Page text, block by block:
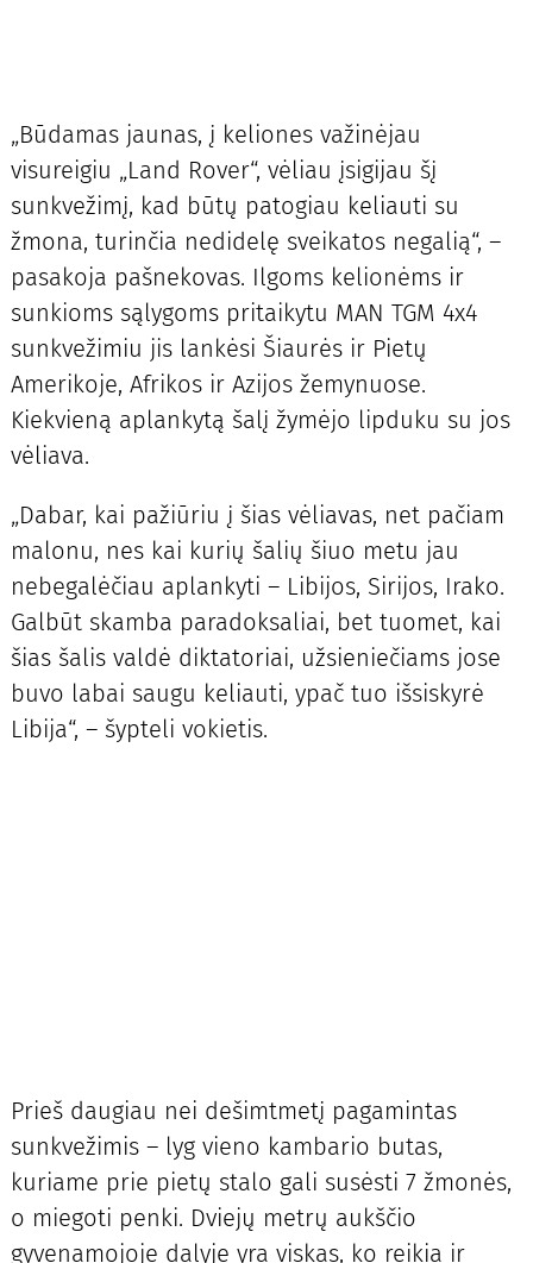
„Būdamas jaunas, į keliones važinėjau
visureigiu „Land Rover“, vėliau įsigijau šį
sunkvežimį, kad būtų patogiau keliauti su
žmona, turinčia nedidelę sveikatos negalią“, –
pasakoja pašnekovas. Ilgoms kelionėms ir
sunkioms sąlygoms pritaikytu MAN TGM 4x4
sunkvežimiu jis lankėsi Šiaurės ir Pietų
Amerikoje, Afrikos ir Azijos žemynuose.
Kiekvieną aplankytą šalį žymėjo lipduku su jos
vėliava.
„Dabar, kai pažiūriu į šias vėliavas, net pačiam
malonu, nes kai kurių šalių šiuo metu jau
nebegalėčiau aplankyti – Libijos, Sirijos, Irako.
Galbūt skamba paradoksaliai, bet tuomet, kai
šias šalis valdė diktatoriai, užsieniečiams jose
buvo labai saugu keliauti, ypač tuo išsiskyrė
Libija“, – šypteli vokietis.
Prieš daugiau nei dešimtmetį pagamintas
sunkvežimis – lyg vieno kambario butas,
kuriame prie pietų stalo gali susėsti 7 žmonės,
o miegoti penki. Dviejų metrų aukščio
gyvenamojoje dalyje yra viskas, ko reikia ir